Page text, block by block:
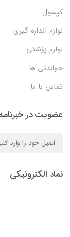
کپسول
لوازم اندازه گیری
لوازم پزشکی
خواندنی ها
تماس با ما
عضویت در خبرنامه
نماد الکترونیکی